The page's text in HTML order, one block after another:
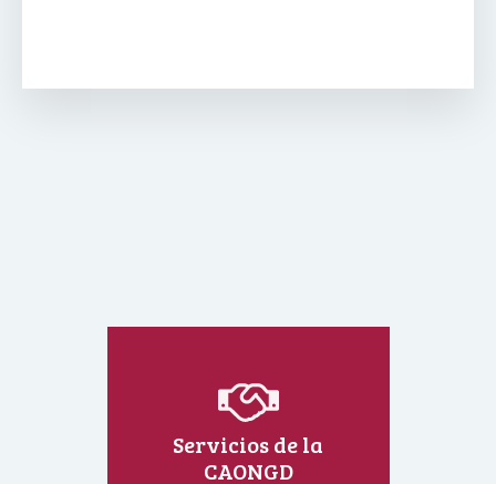
Servicios de la
CAONGD